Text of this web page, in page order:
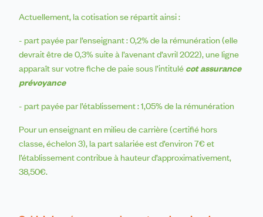
Actuellement, la cotisation se répartit ainsi :
- part payée par l’enseignant : 0,2% de la rémunération (elle
devrait être de 0,3% suite à l’avenant d’avril 2022), une ligne
apparaît sur votre fiche de paie sous l’intitulé cot assurance
prévoyance
- part payée par l’établissement : 1,05% de la rémunération
Pour un enseignant en milieu de carrière (certifié hors
classe, échelon 3), la part salariée est d’environ 7€ et
l’établissement contribue à hauteur d’approximativement,
38,50€.